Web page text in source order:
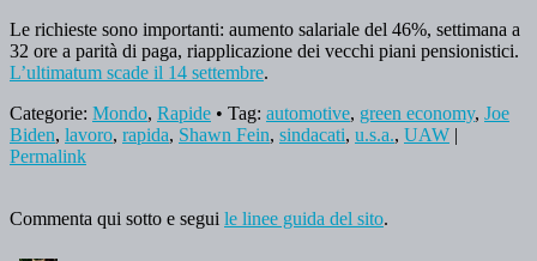
Le richieste sono importanti: aumento salariale del 46%, settimana a
32 ore a parità di paga, riapplicazione dei vecchi piani pensionistici.
L’ultimatum scade il 14 settembre.
Categorie: Mondo, Rapide • Tag: automotive, green economy, Joe
Biden, lavoro, rapida, Shawn Fein, sindacati, u.s.a., UAW |
Permalink
Commenta qui sotto e segui le linee guida del sito.